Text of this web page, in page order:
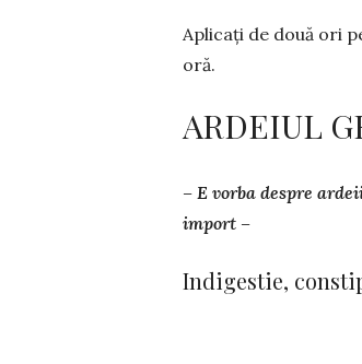
Aplicați de do­uă ori
oră.
ARDEIUL
– E vorba despre
import –
Indigestie,